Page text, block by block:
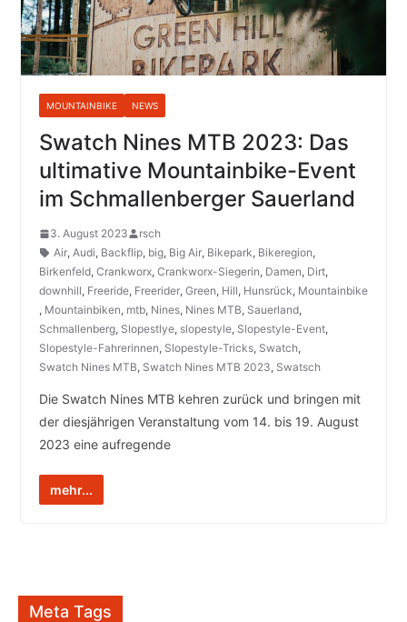
MOUNTAINBIKE NEWS
Swatch Nines MTB 2023: Das
ultimative Mountainbike-Event
im Schmallenberger Sauerland
3. August 2023
rsch
Air, Audi, Backflip, big, Big Air, Bikepark, Bikeregion,
Birkenfeld, Crankworx, Crankworx-Siegerin, Damen, Dirt,
downhill, Freeride, Freerider, Green, Hill, Hunsrück, Mountainbike
, Mountainbiken, mtb, Nines, Nines MTB, Sauerland,
Schmallenberg, Slopestlye, slopestyle, Slopestyle-Event,
Slopestyle-Fahrerinnen, Slopestyle-Tricks, Swatch,
Swatch Nines MTB, Swatch Nines MTB 2023, Swatsch
Die Swatch Nines MTB kehren zurück und bringen mit
der diesjährigen Veranstaltung vom 14. bis 19. August
2023 eine aufregende
mehr...
Meta Tags